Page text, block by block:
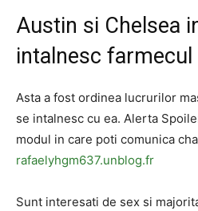
Austin si Chelsea
intalnesc farmecul
Asta a fost ordinea lucrurilor
se intalnesc cu ea. Alerta
modul in care poti comunica
rafaelyhgm637.unblog.fr
Sunt interesati de sex si